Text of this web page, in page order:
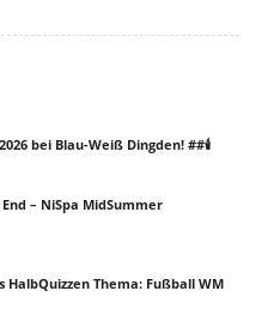
bei Blau-Weiß Dingden! ##🕯️
– NiSpa MidSummer
HalbQuizzen Thema: Fußball WM